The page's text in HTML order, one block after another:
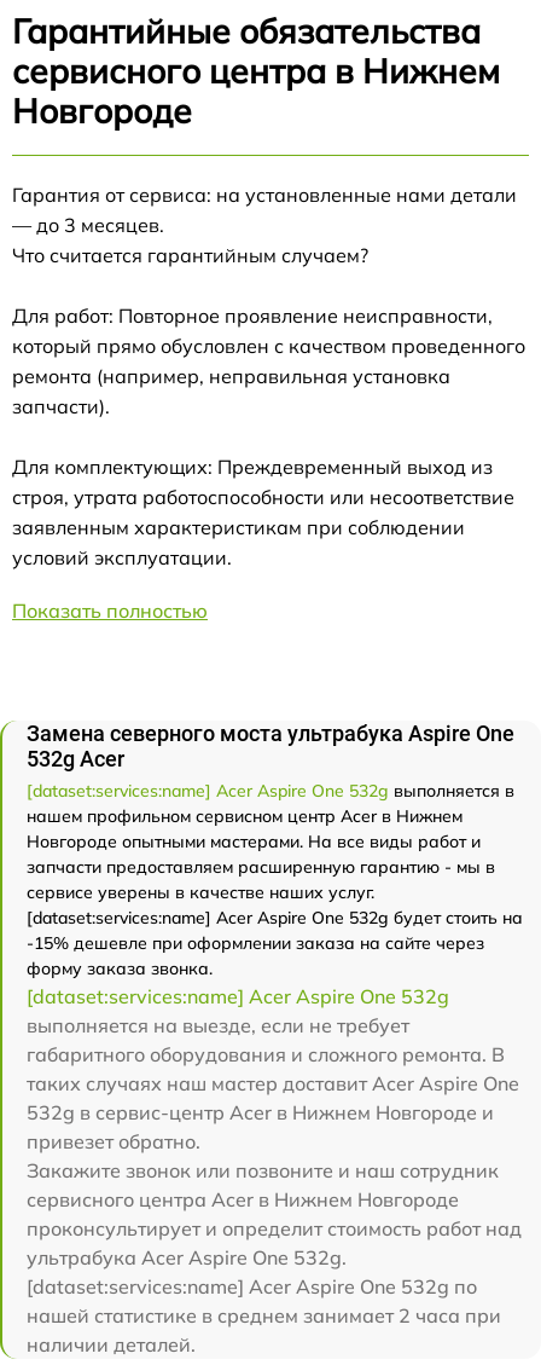
Гарантийные обязательства
сервисного центра в Нижнем
Новгороде
Гарантия от сервиса: на установленные нами детали
— до 3 месяцев.
Что считается гарантийным случаем?
Для работ: Повторное проявление неисправности,
который прямо обусловлен с качеством проведенного
ремонта (например, неправильная установка
запчасти).
Для комплектующих: Преждевременный выход из
строя, утрата работоспособности или несоответствие
заявленным характеристикам при соблюдении
условий эксплуатации.
Показать полностью
Замена северного моста ультрабука Aspire One
532g Acer
[dataset:services:name] Acer Aspire One 532g выполняется в
нашем профильном сервисном центр Acer в Нижнем
Новгороде опытными мастерами. На все виды работ и
запчасти предоставляем расширенную гарантию - мы в
сервисе уверены в качестве наших услуг.
[dataset:services:name] Acer Aspire One 532g будет стоить на
-15% дешевле при оформлении заказа на сайте через
форму заказа звонка.
[dataset:services:name] Acer Aspire One 532g
выполняется на выезде, если не требует
габаритного оборудования и сложного ремонта. В
таких случаях наш мастер доставит Acer Aspire One
532g в сервис-центр Acer в Нижнем Новгороде и
привезет обратно.
Закажите звонок или позвоните и наш сотрудник
сервисного центра Acer в Нижнем Новгороде
проконсультирует и определит стоимость работ над
ультрабука Acer Aspire One 532g.
[dataset:services:name] Acer Aspire One 532g по
нашей статистике в среднем занимает 2 часа при
наличии деталей.